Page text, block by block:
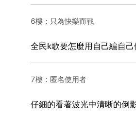
6樓：只為快樂而戰
全民k歌要怎麼用自己編自己
7樓：匿名使用者
仔細的看著波光中清晰的倒影